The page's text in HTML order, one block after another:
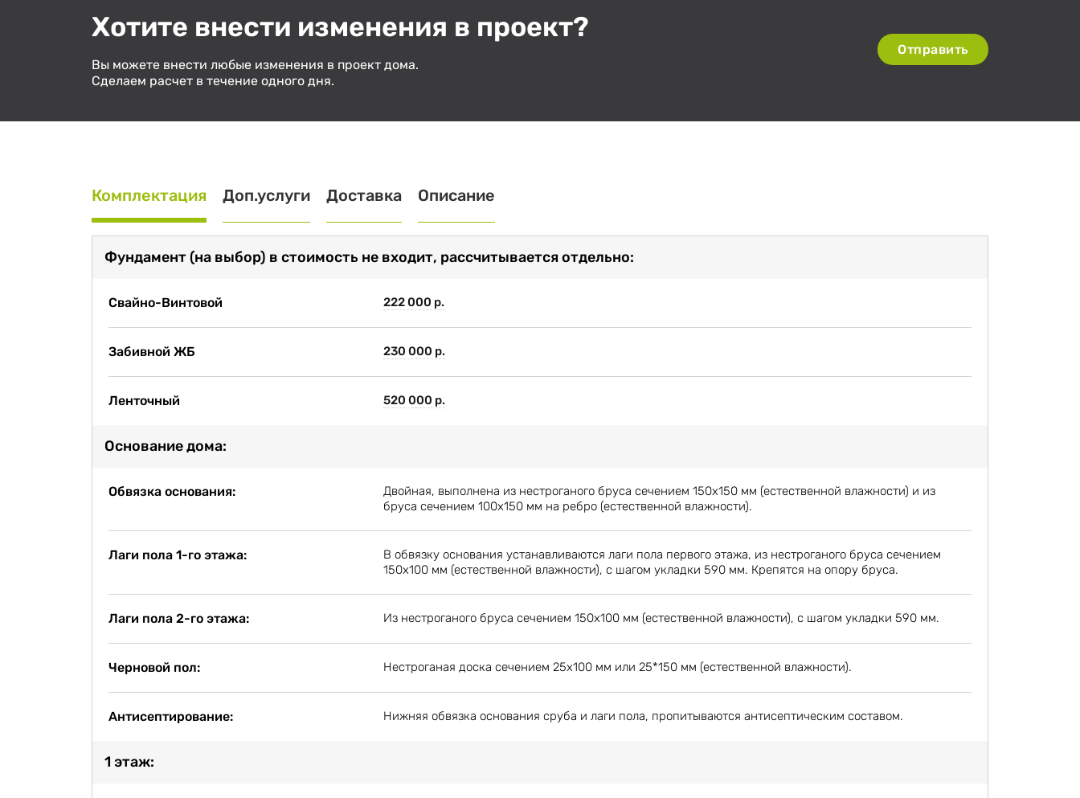
Хотите внести изменения в проект?
Вы можете внести любые изменения в проект дома.
Сделаем расчет в течение одного дня.
Отправить
Комплектация Доп.услуги Доставка Описание
Фундамент (на выбор) в стоимость не входит, рассчитывается отдельно:
Свайно-Винтовой 222 000 р.
Забивной ЖБ 230 000 р.
Ленточный 520 000 р.
Основание дома:
Обвязка основания:
Двойная, выполнена из нестроганого бруса сечением 150х150 мм (естественной влажности) и из
бруса сечением 100х150 мм на ребро (естественной влажности).
Лаги пола 1-го этажа:
В обвязку основания устанавливаются лаги пола первого этажа, из нестроганого бруса сечением
150х100 мм (естественной влажности), с шагом укладки 590 мм. Крепятся на опору бруса.
Лаги пола 2-го этажа: Из нестроганого бруса сечением 150х100 мм (естественной влажности), с шагом укладки 590 мм.
Черновой пол: Нестроганая доска сечением 25х100 мм или 25*150 мм (естественной влажности).
Антисептирование: Нижняя обвязка основания сруба и лаги пола, пропитываются антисептическим составом.
1 этаж: